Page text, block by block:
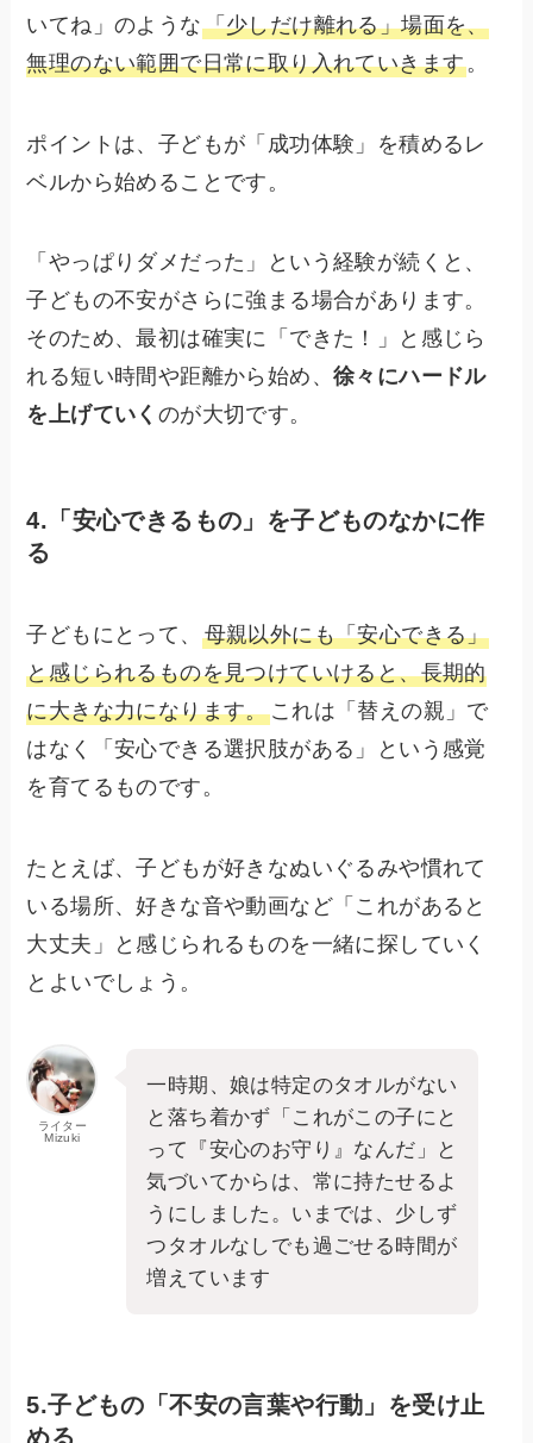
いてね」のような「少しだけ離れる」場面を、
無理のない範囲で日常に取り入れていきます。
ポイントは、子どもが「成功体験」を積めるレ
ベルから始めることです。
「やっぱりダメだった」という経験が続くと、
子どもの不安がさらに強まる場合があります。
そのため、最初は確実に「できた！」と感じら
れる短い時間や距離から始め、徐々にハードル
を上げていく のが大切です。
4.「安心できるもの」を子どものなかに作
る
子どもにとって、 母親以外にも「安心できる」
と感じられるものを見つけていけると、長期的
に大きな力になります。これは「替えの親」で
はなく「安心できる選択肢がある」という感覚
を育てるものです。
たとえば、子どもが好きなぬいぐるみや慣れて
いる場所、好きな音や動画など「これがあると
大丈夫」と感じられるものを一緒に探していく
とよいでしょう。
ライター
Mizuki
一時期、娘は特定のタオルがない
と落ち着かず「これがこの子にと
って『安心のお守り』なんだ」と
気づいてからは、常に持たせるよ
うにしました。いまでは、少しず
つタオルなしでも過ごせる時間が
増えています
5.子どもの「不安の言葉や行動」を受け止
める